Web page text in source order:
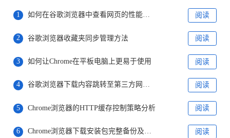
1 如何在谷歌浏览器中查看网页的性能数据 阅读
2 谷歌浏览器收藏夹同步管理方法 阅读
3 如何让Chrome在平板电脑上更易于使用 阅读
4 谷歌浏览器下载内容跳转至第三方网站是否为中间人劫持 阅读
5 Chrome浏览器的HTTP缓存控制策略分析 阅读
6 Chrome浏览器下载安装包完整备份及防止丢失方法 阅读